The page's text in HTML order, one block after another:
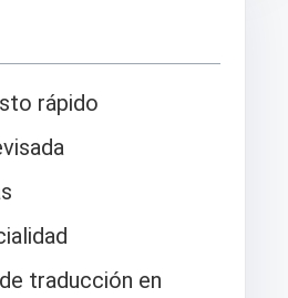
rápido
traducción en